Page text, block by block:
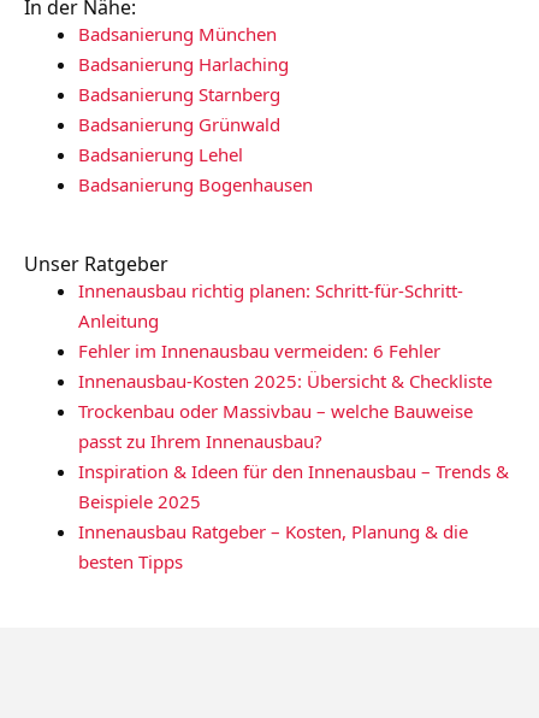
In der Nähe:
Badsanierung München
Badsanierung Harlaching
Badsanierung Starnberg
Badsanierung Grünwald
Badsanierung Lehel
Badsanierung Bogenhausen
Unser Ratgeber
Innenausbau richtig planen: Schritt-für-Schritt-
Anleitung
Fehler im Innenausbau vermeiden: 6 Fehler
Innenausbau-Kosten 2025: Übersicht & Checkliste​
Trockenbau oder Massivbau – welche Bauweise
passt zu Ihrem Innenausbau?
Inspiration & Ideen für den Innenausbau – Trends &
Beispiele 2025
Innenausbau Ratgeber – Kosten, Planung & die
besten Tipps